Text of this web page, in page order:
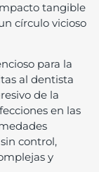
tangible
círculo vicioso
para la
al dentista
de la
en las
control,
y